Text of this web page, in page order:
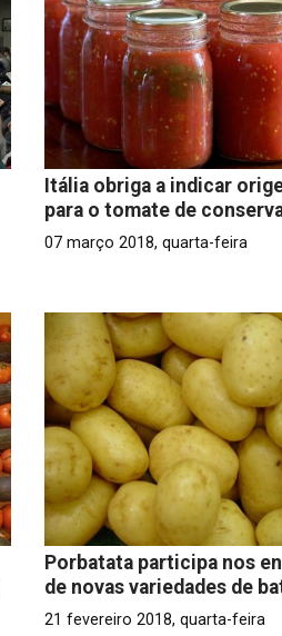
Itália obriga a indicar
para o tomate de
07 março 2018, quarta-feira
Porbatata participa nos
de novas variedades de
21 fevereiro 2018, quarta-feira